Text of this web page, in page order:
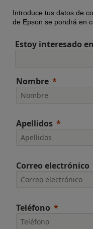
Introduce tus datos de
de Epson se pondrá en
Estoy interesado
Nombre
Apellidos
Correo electrónico
Teléfono